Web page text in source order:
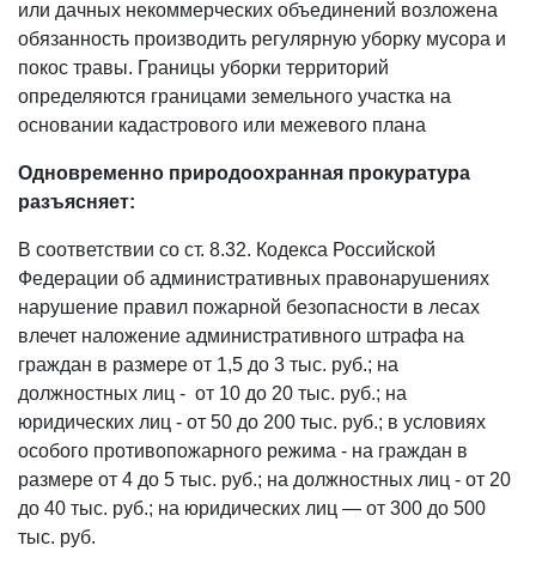
или дачных некоммерческих объединений возложена
обязанность производить регулярную уборку мусора и
покос травы. Границы уборки территорий
определяются границами земельного участка на
основании кадастрового или межевого плана
Одновременно природоохранная прокуратура
разъясняет:
В соответствии со ст. 8.32. Кодекса Российской
Федерации об административных правонарушениях
нарушение правил пожарной безопасности в лесах
влечет наложение административного штрафа на
граждан в размере от 1,5 до 3 тыс. руб.; на
должностных лиц - от 10 до 20 тыс. руб.; на
юридических лиц - от 50 до 200 тыс. руб.; в условиях
особого противопожарного режима - на граждан в
размере от 4 до 5 тыс. руб.; на должностных лиц - от 20
до 40 тыс. руб.; на юридических лиц — от 300 до 500
тыс. руб.